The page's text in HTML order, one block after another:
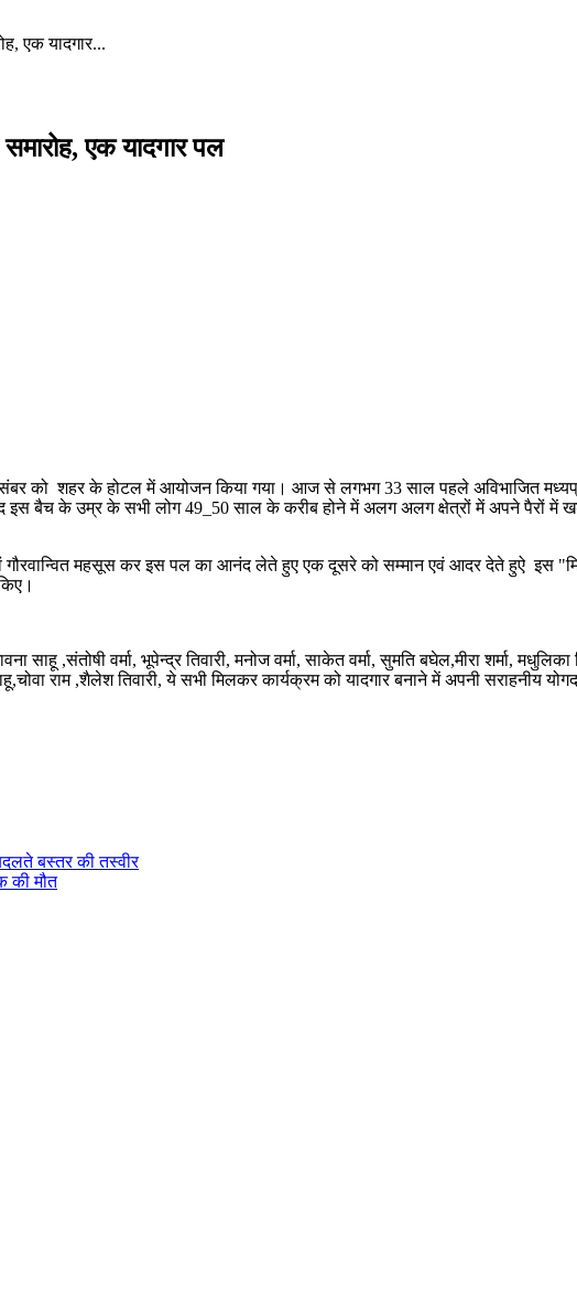
एक यादगार...
एक यादगार पल
दिसंबर को शहर के होटल में आयोजन किया गया। आज से लगभग 33 साल पहले अविभाजित
इस बैच के उम्र के सभी लोग 49_50 साल के करीब होने में अलग अलग क्षेत्रों में अपने पैरों में
गौरवान्वित महसूस कर इस पल का आनंद लेते हुए एक दूसरे को सम्मान एवं आदर देते हुऐ इस
,संतोषी वर्मा, भूपेन्द्र तिवारी, मनोज वर्मा, साकेत वर्मा, सुमति बघेल,मीरा शर्मा,
राम ,शैलेश तिवारी, ये सभी मिलकर कार्यक्रम को यादगार बनाने में अपनी सराहनीय
बस्तर की तस्वीर
की मौत